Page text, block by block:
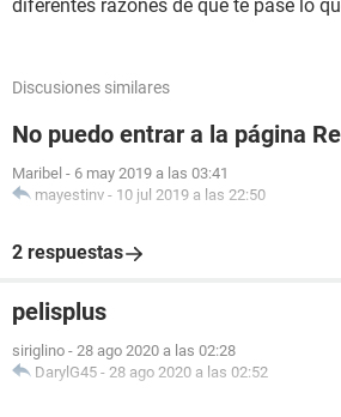
diferentes razones de que te pase lo
Discusiones similares
No puedo entrar a la página
Maribel - 6 may 2019 a las 03:41
mayestinv - 10 jul 2019 a las 22:50
2 respuestas
pelisplus
siriglino - 28 ago 2020 a las 02:28
DarylG45 - 28 ago 2020 a las 02:52